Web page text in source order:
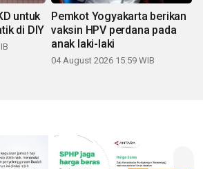
untuk
di DIY
Pemkot Yogyakarta berikan
vaksin HPV perdana pada
anak laki-laki
04 August 2026 15:59 WIB